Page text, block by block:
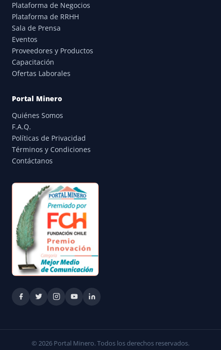
Plataforma de Negocios
Plataforma de RRHH
Sala de Prensa
Eventos
Proveedores y Productos
Capacitación
Ofertas Laborales
Portal Minero
Quiénes Somos
F.A.Q.
Políticas de Privacidad
Términos y Condiciones
Contáctanos
© 2026 Portal Minero. Todos los derechos reservados.